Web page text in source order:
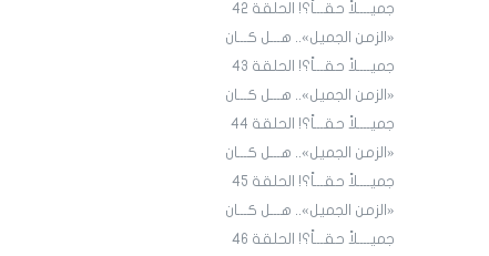
جميــــلاً حقـــاً؟! الحلقة 4٢
«الزمن الجميل».. هـــل كـــان
جميــــلاً حقـــاً؟! الحلقة 43
«الزمن الجميل».. هـــل كـــان
جميــــلاً حقـــاً؟! الحلقة 44
«الزمن الجميل».. هـــل كـــان
جميــــلاً حقـــاً؟! الحلقة 45
«الزمن الجميل».. هـــل كـــان
جميــــلاً حقـــاً؟! الحلقة ٤٦